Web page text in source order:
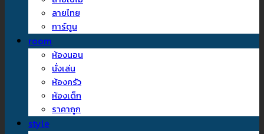
ลายไทย
การ์ตูน
room
ห้องนอน
นั่งเล่น
ห้องครัว
ห้องเด็ก
ราคาถูก
style